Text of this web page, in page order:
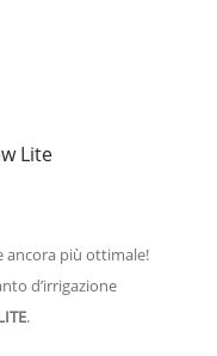
Lite
ancora più ottimale!
d’irrigazione
.